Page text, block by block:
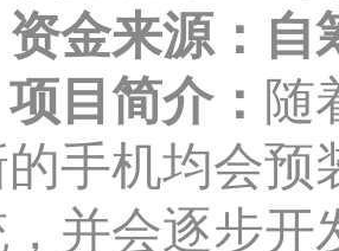
金来源：自
目简介： 随
手机均会预
并会逐步开